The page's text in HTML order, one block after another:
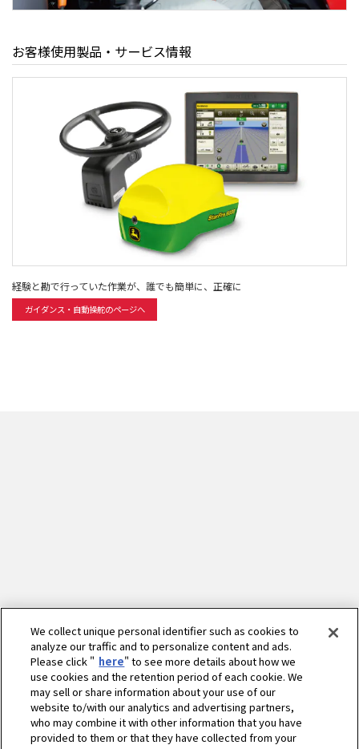
お客様使用製品・サービス情報
経験と勘で行っていた作業が、誰でも簡単に、正確に
ガイダンス・自動操舵のページへ
We collect unique personal identifier such as cookies to
analyze our traffic and to personalize content and ads.
Please click " here" to see more details about how we
use cookies and the retention period of each cookie. We
may sell or share information about your use of our
website to/with our analytics and advertising partners,
who may combine it with other information that you have
provided to them or that they have collected from your